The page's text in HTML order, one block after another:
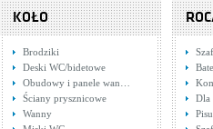
KOŁO
Brodziki
Deski WC/bidetowe
Obudowy i panele wan…
Ściany prysznicowe
Wanny
Dla